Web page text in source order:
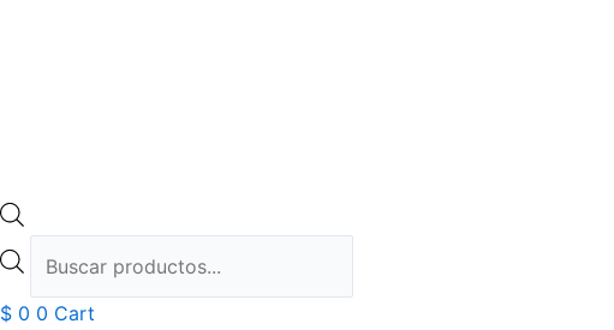
$ 0 0 Cart